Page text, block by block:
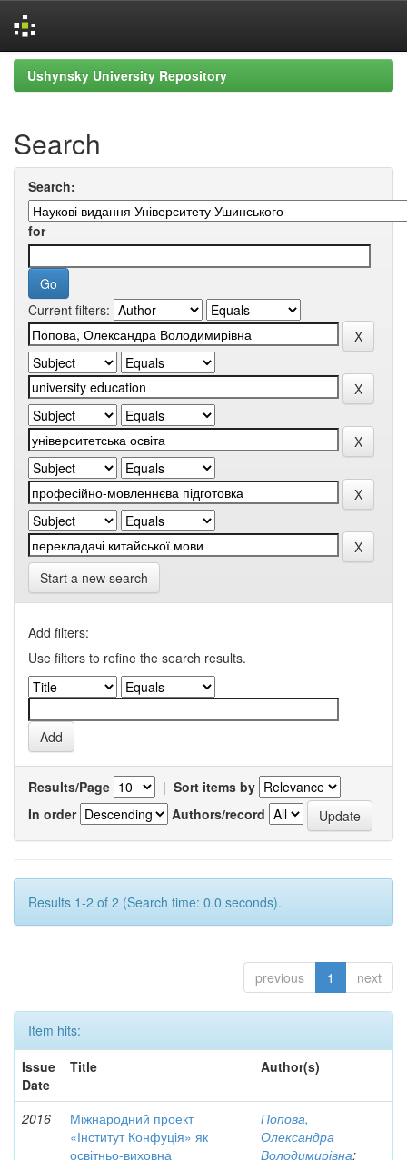
Skip
navigation
Ushynsky University Repository
Search
Search:
for
Current filters:
Start a new search
Add filters:
Use filters to refine the search results.
Results/Page | Sort items by
In order
Authors/record
Results 1-2 of 2 (Search time: 0.0 seconds).
previous 1 next
Item hits:
Issue
Date
Title Author(s)
2016
Міжнародний проект
«Інститут Конфуція» як
освітньо-виховна
Попова,
Олександра
Володимирівна;